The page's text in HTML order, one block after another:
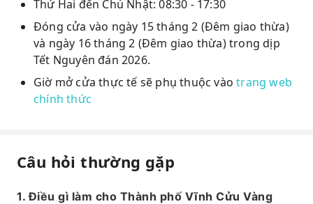
Thứ Hai đến Chủ Nhật: 08:30 - 17:30
Đóng cửa vào ngày 15 tháng 2 (Đêm giao thừa)
và ngày 16 tháng 2 (Đêm giao thừa) trong dịp
Tết Nguyên đán 2026.
Giờ mở cửa thực tế sẽ phụ thuộc vàotrang web
chính thức
Câu hỏi thường gặp
1. Điều gì làm cho Thành phố Vĩnh Cửu Vàng